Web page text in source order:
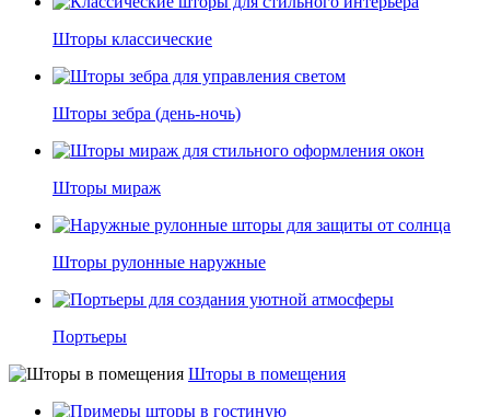
Шторы классические
Шторы зебра (день-ночь)
Шторы мираж
Шторы рулонные наружные
Портьеры
Шторы в помещения